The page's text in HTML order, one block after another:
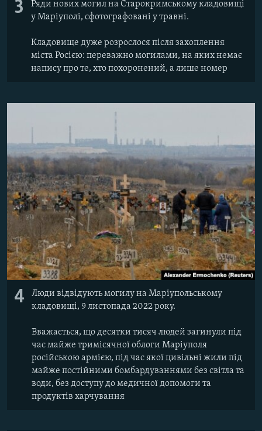
3
Ряди нових могил на Старокримському кладовищі
у Маріуполі, сфотографовані у травні.
Кладовище дуже розрослося після захоплення
міста Росією: переважно могилами, на яких немає
напису про те, хто похоронений, а лише номер
4
Люди відвідують могилу на Маріупольському
кладовищі, 9 листопада 2022 року.
Вважається, що десятки тисяч людей загинули під
час майже тримісячної облоги Маріуполя
російською армією, під час якої цивільні жили під
майже постійними бомбардуваннями без світла та
води, без доступу до медичної допомоги та
продуктів харчування